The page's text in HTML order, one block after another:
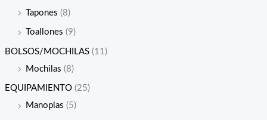
Tapones (8)
Toallones (9)
BOLSOS/MOCHILAS (11)
Mochilas (8)
EQUIPAMIENTO (25)
Manoplas (5)